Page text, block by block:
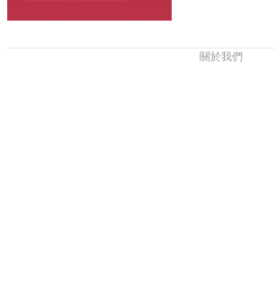
關於我們